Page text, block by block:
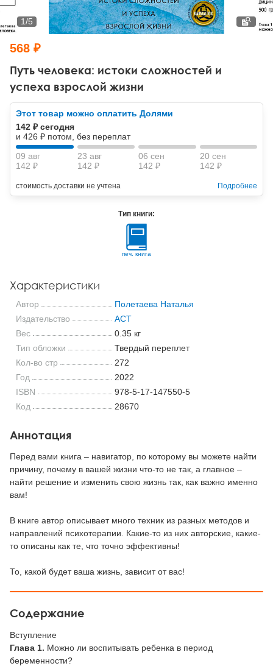
Тревожные расстройства, панические атаки
Психодрама
Другие направления психотерапии
Классический, эриксоновский гипноз и НЛП
НЛП
Психология труда и эргономика
Социальная психология
Социальная и организационная психология
Классический и юнгианский психоанализ
Путь человека: истоки сложностей и
успеха взрослой жизни
1/5
568 ₽
Этот товар можно оплатить Долями
142 ₽ сегодня
и 426 ₽ потом, без переплат
09 авг
142 ₽
23 авг
142 ₽
06 сен
142 ₽
20 сен
142 ₽
стоимость доставки не учтена Подробнее
Тип книги:
печ. книга
Характеристики
Автор
Полетаева Наталья
Издательство
АСТ
Вес
0.35 кг
Тип обложки
Твердый переплет
Кол-во стр
272
Год
2022
ISBN
978-5-17-147550-5
Код
28670
Аннотация
Перед вами книга – навигатор, по которому вы можете найти
причину, почему в вашей жизни что-то не так, а главное –
найти решение и изменить свою жизнь так, как важно именно
вам!
В книге автор описывает много техник из разных методов и
направлений психотерапии. Какие-то из них авторские, какие-
то описаны как те, что точно эффективны!
То, какой будет ваша жизнь, зависит от вас!
Содержание
Вступление
Глава 1. Можно ли воспитывать ребенка в период
беременности?